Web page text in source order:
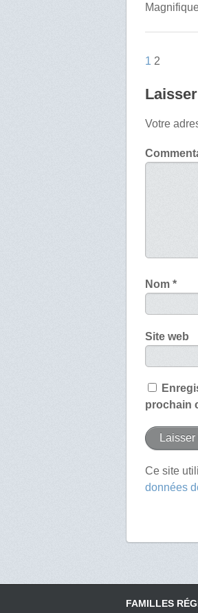
1 2
Votre
Nom*
Site web
prochain
Ce site
données
FAMILLES